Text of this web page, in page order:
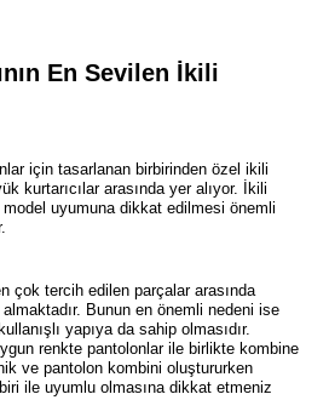
En Sevilen İkili
için tasarlanan birbirinden özel ikili
kurtarıcılar arasında yer alıyor. İkili
uyumuna dikkat edilmesi önemli
çok tercih edilen parçalar arasında
Bunun en önemli nedeni ise
yapıya da sahip olmasıdır.
renkte pantolonlar ile birlikte kombine
ve pantolon kombini oluştururken
ile uyumlu olmasına dikkat etmeniz